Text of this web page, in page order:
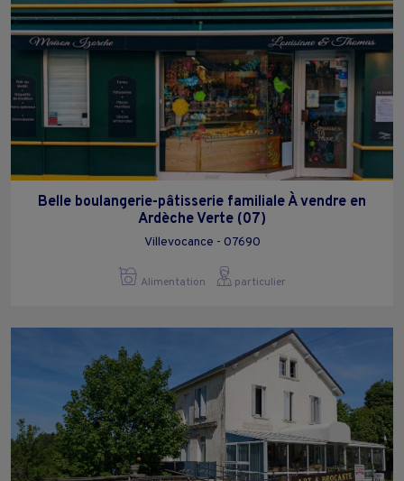
Belle boulangerie-pâtisserie familiale À vendre en
Ardèche Verte (07)
Villevocance - 07690
Alimentation particulier